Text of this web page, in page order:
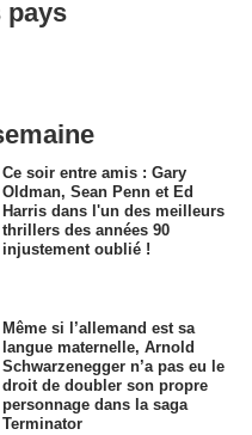
pays
Ce soir entre amis : Gary
Oldman, Sean Penn et Ed
Harris dans l'un des meilleurs
thrillers des années 90
injustement oublié !
Même si l’allemand est sa
langue maternelle, Arnold
Schwarzenegger n’a pas eu le
droit de doubler son propre
personnage dans la saga
Terminator